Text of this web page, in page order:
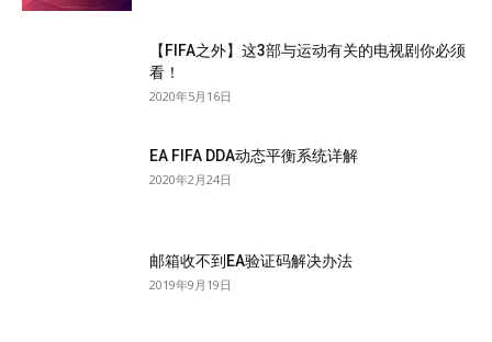
【FIFA之外】这3部与运动有关的电视剧你必须
看！
2020年5月16日
EA FIFA DDA动态平衡系统详解
2020年2月24日
邮箱收不到EA验证码解决办法
2019年9月19日